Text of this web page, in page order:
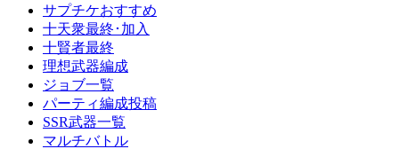
サプチケおすすめ
十天衆最終･加入
十賢者最終
理想武器編成
ジョブ一覧
パーティ編成投稿
SSR武器一覧
マルチバトル